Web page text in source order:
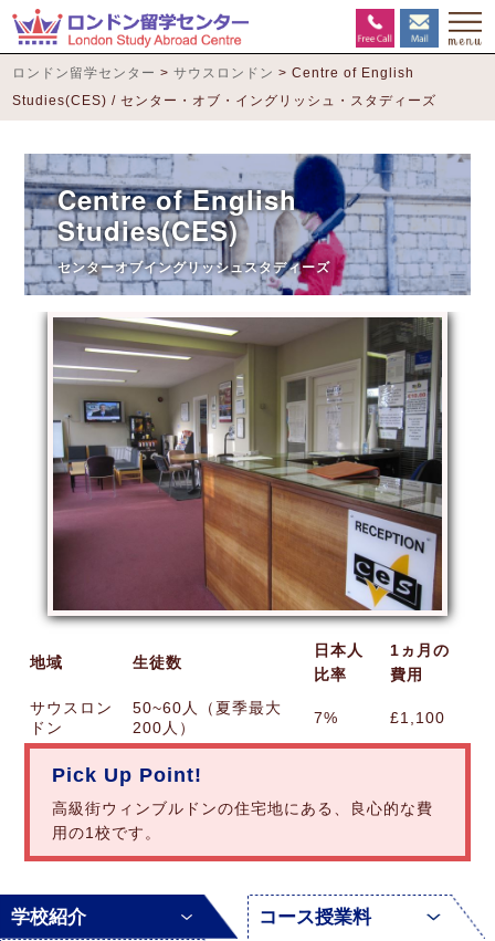
ロンドン留学センター >サウスロンドン >Centre of English
Studies(CES) / センター・オブ・イングリッシュ・スタディーズ
Centre of English
Studies(CES)
センターオブイングリッシュスタディーズ
地域 生徒数
日本人
比率
1ヵ月の
費用
サウスロン
ドン
50~60人（夏季最大
200人）
7% £1,100
Pick Up Point!
高級街ウィンブルドンの住宅地にある、良心的な費
用の1校です。
学校紹介
コース授業料